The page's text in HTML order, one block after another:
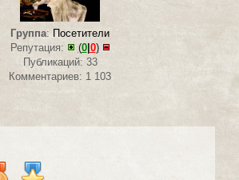
Группа: Посетители
Репутация:
(0|0)
Публикаций: 33
Комментариев: 1 103